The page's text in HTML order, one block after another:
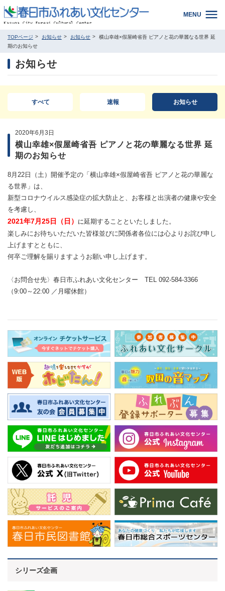
MENU
TOPページ お知らせ お知らせ
横山幸雄×假屋崎省吾 ピアノと花の華麗なる世界 延
期のお知らせ
お知らせ
すべて 速報 お知らせ
2020年6月3日
横山幸雄×假屋崎省吾 ピアノと花の華麗なる世界 延
期のお知らせ
8月22日（土）開催予定の「横山幸雄×假屋崎省吾 ピアノと花の華麗な
る世界」は、
新型コロナウイルス感染症の拡大防止と、お客様と出演者の健康や安全
を考慮し、
2021年7月25日（日） に延期することといたしました。
楽しみにお待ちいただいた皆様並びに関係者各位には心よりお詫び申し
上げますとともに、
何卒ご理解を賜りますようお願い申し上げます。
〈お問合せ先〉春日市ふれあい文化センター TEL 092-584-3366
（9:00～22:00 ／月曜休館）
シリーズ企画